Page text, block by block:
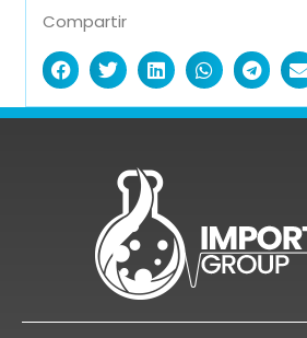
Compartir